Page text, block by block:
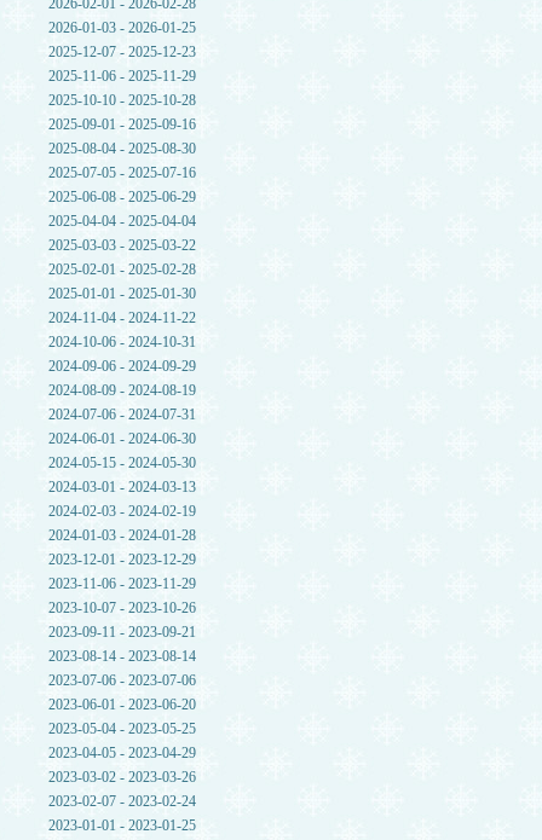
2026-02-01 - 2026-02-28
2026-01-03 - 2026-01-25
2025-12-07 - 2025-12-23
2025-11-06 - 2025-11-29
2025-10-10 - 2025-10-28
2025-09-01 - 2025-09-16
2025-08-04 - 2025-08-30
2025-07-05 - 2025-07-16
2025-06-08 - 2025-06-29
2025-04-04 - 2025-04-04
2025-03-03 - 2025-03-22
2025-02-01 - 2025-02-28
2025-01-01 - 2025-01-30
2024-11-04 - 2024-11-22
2024-10-06 - 2024-10-31
2024-09-06 - 2024-09-29
2024-08-09 - 2024-08-19
2024-07-06 - 2024-07-31
2024-06-01 - 2024-06-30
2024-05-15 - 2024-05-30
2024-03-01 - 2024-03-13
2024-02-03 - 2024-02-19
2024-01-03 - 2024-01-28
2023-12-01 - 2023-12-29
2023-11-06 - 2023-11-29
2023-10-07 - 2023-10-26
2023-09-11 - 2023-09-21
2023-08-14 - 2023-08-14
2023-07-06 - 2023-07-06
2023-06-01 - 2023-06-20
2023-05-04 - 2023-05-25
2023-04-05 - 2023-04-29
2023-03-02 - 2023-03-26
2023-02-07 - 2023-02-24
2023-01-01 - 2023-01-25